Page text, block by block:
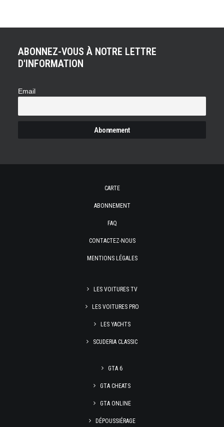
ABONNEZ-VOUS À NOTRE LETTRE
D'INFORMATION
Email
CARTE
ABONNEMENT
FAQ
CONTACTEZ-NOUS
MENTIONS LÉGALES
LES VOITURES TV
LES VOITURES PRO
LES YACHTS
SCUDERIA CLASSIC
GTA 6
GTA CHEATS
GTA ONLINE
DÉPOUSSIÉRAGE